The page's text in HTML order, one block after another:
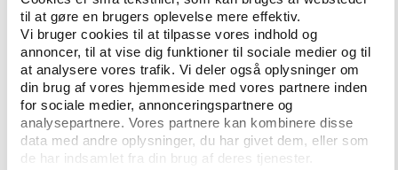
til at gøre en brugers oplevelse mere effektiv.
Vi bruger cookies til at tilpasse vores indhold og
annoncer, til at vise dig funktioner til sociale medier og til
at analysere vores trafik. Vi deler også oplysninger om
din brug af vores hjemmeside med vores partnere inden
for sociale medier, annonceringspartnere og
analysepartnere. Vores partnere kan kombinere disse
data med andre oplysninger, du har givet dem, eller som
de har indsamlet fra din brug af deres tjenester.
Albertslund Kommune
Allerød Kommune